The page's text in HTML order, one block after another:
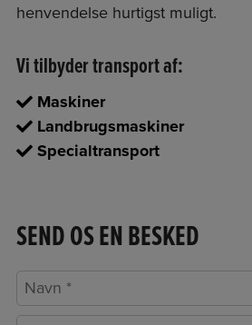
henvendelse hurtigst muligt.
Vi tilbyder transport af:
Maskiner
Landbrugsmaskiner
Specialtransport
SEND OS EN BESKED